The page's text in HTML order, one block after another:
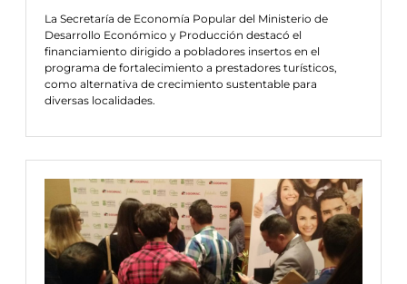
La Secretaría de Economía Popular del Ministerio de
Desarrollo Económico y Producción destacó el
financiamiento dirigido a pobladores insertos en el
programa de fortalecimiento a prestadores turísticos,
como alternativa de crecimiento sustentable para
diversas localidades.